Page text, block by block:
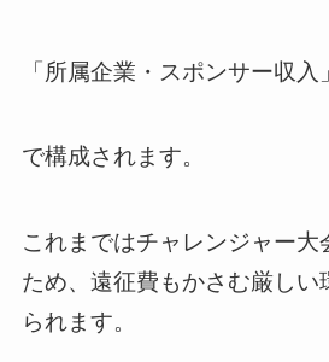
「所属企業・スポンサー収入」
で構成されます。
これまではチャレンジャー大
ため、遠征費もかさむ厳しい
られます。